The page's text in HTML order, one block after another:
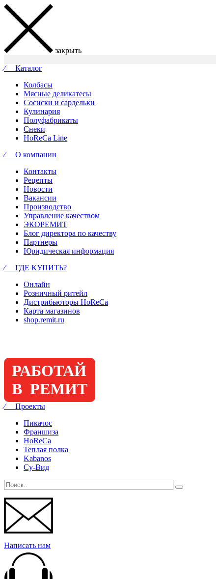
закрыть
⁄ Каталог
Колбасы
Мясные деликатесы
Сосиски и сардельки
Кулинария
Полуфабрикаты
Снеки
HoReCa Line
⁄ О компании
Контакты
Рецепты
Новости
Вакансии
Производство
Управление качеством
ЭКОРЕМИТ
Блог директора по качеству
Партнеры
Юридическая информация
⁄ ГДЕ КУПИТЬ?
Онлайн
Розничный ритейл
Дистрибьюторы HoReCa
Карта магазинов
shop.remit.ru
РАБОТАЙ
В РЕМИТ
⁄ Проекты
Пикачос
Франшиза
HoReCa
Теплая полка
Kabanos
Су-Вид
Написать нам